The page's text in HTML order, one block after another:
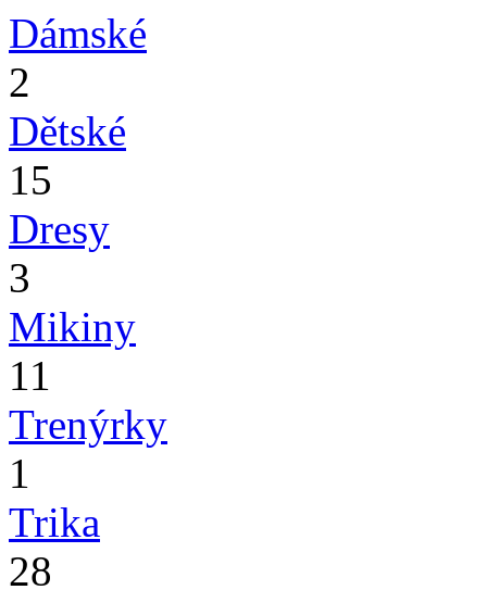
Dámské
2
Dětské
15
Dresy
3
Mikiny
11
Trenýrky
1
Trika
28